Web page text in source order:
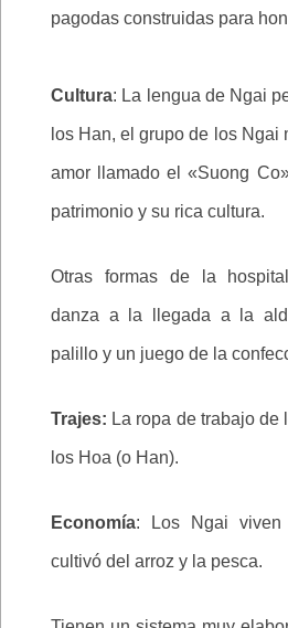
pagodas construidas para
Cultura: La lengua de Ngai
los Han, el grupo de los Ngai
amor llamado el «Suong
patrimonio y su rica cultura.
Otras formas de la
danza a la llegada a la
palillo y un juego de la
Trajes: La ropa de trabajo de
los Hoa (o Han).
Economía: Los Ngai viven
cultivó del arroz y la pesca.